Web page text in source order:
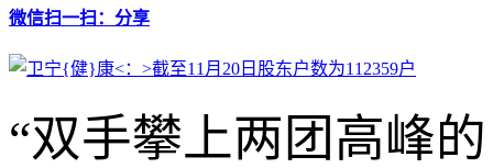
微信扫一扫：分享
“双手攀上两团高峰